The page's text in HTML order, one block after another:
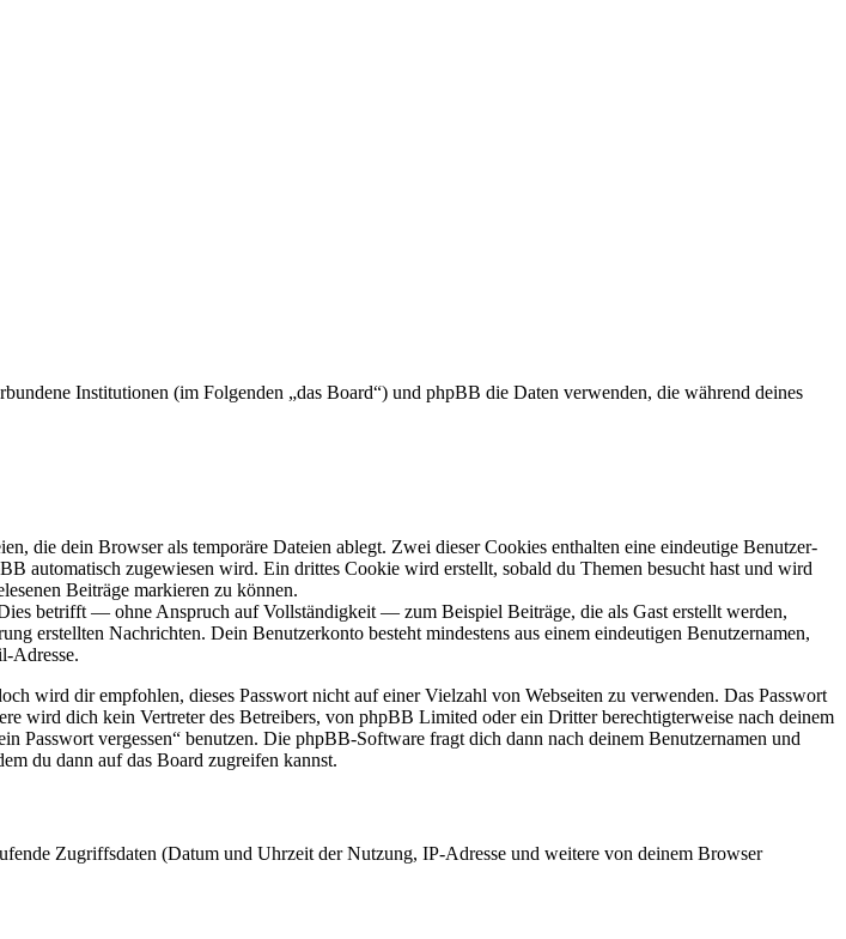
Institutionen (im Folgenden „das Board“) und phpBB die Daten verwenden, die während deines
die dein Browser als temporäre Dateien ablegt. Zwei dieser Cookies enthalten eine eindeutige Benutzer-
automatisch zugewiesen wird. Ein drittes Cookie wird erstellt, sobald du Themen besucht hast und wird
Beiträge markieren zu können.
betrifft — ohne Anspruch auf Vollständigkeit — zum Beispiel Beiträge, die als Gast erstellt werden,
erstellten Nachrichten. Dein Benutzerkonto besteht mindestens aus einem eindeutigen Benutzernamen,
Adresse.
wird dir empfohlen, dieses Passwort nicht auf einer Vielzahl von Webseiten zu verwenden. Das Passwort
wird dich kein Vertreter des Betreibers, von phpBB Limited oder ein Dritter berechtigterweise nach deinem
Passwort vergessen“ benutzen. Die phpBB-Software fragt dich dann nach deinem Benutzernamen und
du dann auf das Board zugreifen kannst.
Zugriffsdaten (Datum und Uhrzeit der Nutzung, IP-Adresse und weitere von deinem Browser